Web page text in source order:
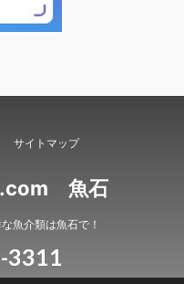
サイトマップ
.com 魚石
魚介類は魚石で！
3311